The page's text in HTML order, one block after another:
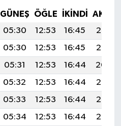
GÜNEŞ ÖĞLE İKINDI
05:30 12:53 16:45
20:06
05:30 12:53 16:45
20:05
05:31 12:53 16:44
20:04
05:32 12:53 16:44
20:03
05:33 12:53 16:44
20:02
05:34 12:53 16:44
20:02